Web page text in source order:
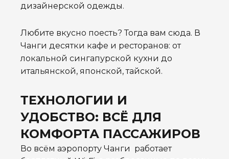
дизайнерской одежды.
Любите вкусно поесть? Тогда вам сюда. В
Чанги десятки кафе и ресторанов: от
локальной сингапурской кухни до
итальянской, японской, тайской.
ТЕХНОЛОГИИ И
УДОБСТВО: ВСЁ ДЛЯ
КОМФОРТА ПАССАЖИРОВ
Во всём аэропорту Чанги работает